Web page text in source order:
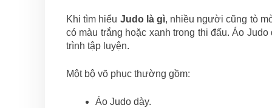
Khi tìm hiểu Judo là gì, nhiều người cũng tò
có màu trắng hoặc xanh trong thi đấu. Áo
trình tập luyện.
Một bộ võ phục thường gồm:
Áo Judo dày.